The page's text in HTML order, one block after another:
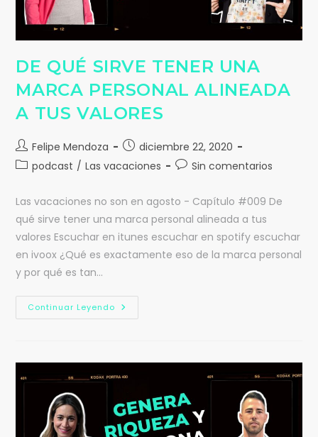
DE QUÉ SIRVE TENER UNA
MARCA PERSONAL ALINEADA
A TUS VALORES
Felipe Mendoza
diciembre 22, 2020
podcast / Las vacaciones Sin comentarios
Las vacaciones no son en agosto - Capítulo #009 De
qué sirve tener una marca personal alineada a tus
valores Escuchar en itunes escuchar en spotify escuchar
en ivoox ¿Qué es exactamente eso de la marca personal
y por qué es tan…
Continuar Leyendo